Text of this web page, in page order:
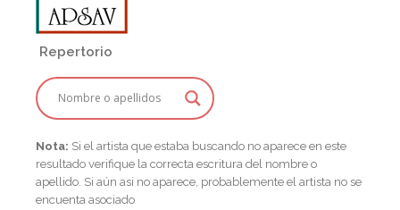
Repertorio
Nota: Si el artista que estaba buscando no aparece en este
resultado verifique la correcta escritura del nombre o
apellido. Si aún asi no aparece, probablemente el artista no se
encuenta asociado